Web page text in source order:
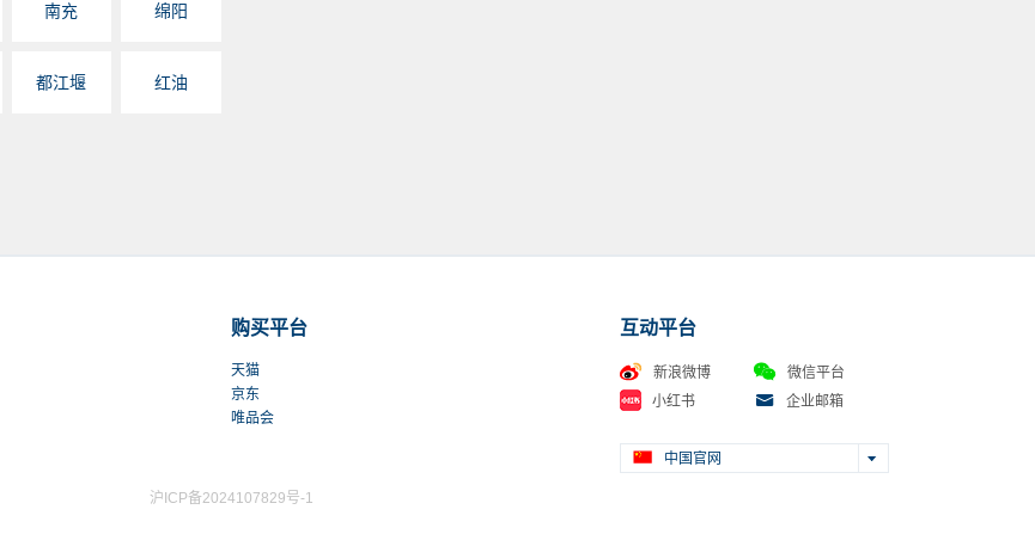
南充 绵阳
都江堰 红油
四川内江万达专卖店
内江市万达广场一楼1026乐卡克专柜
电话：
成都时代奥特莱斯
购买平台
天猫
京东
唯品会
互动平台
新浪微博
微信平台
小红书
企业邮箱
中国官网
沪ICP备2024107829号-1